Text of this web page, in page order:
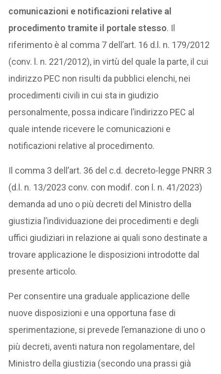
comunicazioni e notificazioni relative al
procedimento tramite il portale stesso. Il
riferimento è al comma 7 dell’art. 16 d.l. n. 179/2012
(conv. l. n. 221/2012), in virtù del quale la parte, il cui
indirizzo PEC non risulti da pubblici elenchi, nei
procedimenti civili in cui sta in giudizio
personalmente, possa indicare l’indirizzo PEC al
quale intende ricevere le comunicazioni e
notificazioni relative al procedimento.
Il comma 3 dell’art. 36 del c.d. decreto-legge PNRR 3
(d.l. n. 13/2023 conv. con modif. con l. n. 41/2023)
demanda ad uno o più decreti del Ministro della
giustizia l’individuazione dei procedimenti e degli
uffici giudiziari in relazione ai quali sono destinate a
trovare applicazione le disposizioni introdotte dal
presente articolo.
Per consentire una graduale applicazione delle
nuove disposizioni e una opportuna fase di
sperimentazione, si prevede l’emanazione di uno o
più decreti, aventi natura non regolamentare, del
Ministro della giustizia (secondo una prassi già